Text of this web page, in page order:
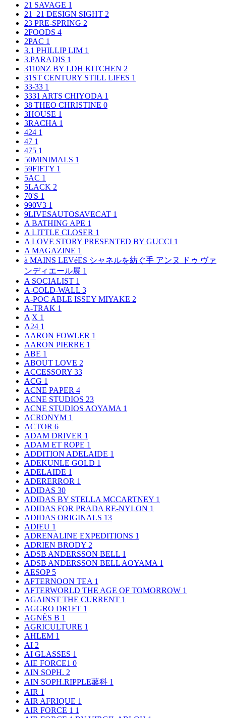
21 SAVAGE 1
21_21 DESIGN SIGHT 2
23 PRE-SPRING 2
2FOODS 4
2PAC 1
3.1 PHILLIP LIM 1
3.PARADIS 1
3110NZ BY LDH KITCHEN 2
31ST CENTURY STILL LIFES 1
33-33 1
3331 ARTS CHIYODA 1
38 THEO CHRISTINE 0
3HOUSE 1
3RACHA 1
424 1
47 1
475 1
50MINIMALS 1
59FIFTY 1
5AC 1
5LACK 2
70'S 1
990V3 1
9LIVESAUTOSAVECAT 1
A BATHING APE 1
A LITTLE CLOSER 1
A LOVE STORY PRESENTED BY GUCCI 1
A MAGAZINE 1
à MAINS LEVéES シャネルを紡ぐ手 アンヌ ドゥ ヴァ
ンディエール展 1
A SOCIALIST 1
A-COLD-WALL 3
A-POC ABLE ISSEY MIYAKE 2
A-TRAK 1
A|X 1
A24 1
AARON FOWLER 1
AARON PIERRE 1
ABE 1
ABOUT LOVE 2
ACCESSORY 33
ACG 1
ACNE PAPER 4
ACNE STUDIOS 23
ACNE STUDIOS AOYAMA 1
ACRONYM 1
ACTOR 6
ADAM DRIVER 1
ADAM ET ROPE 1
ADDITION ADELAIDE 1
ADEKUNLE GOLD 1
ADELAIDE 1
ADERERROR 1
ADIDAS 30
ADIDAS BY STELLA MCCARTNEY 1
ADIDAS FOR PRADA RE-NYLON 1
ADIDAS ORIGINALS 13
ADIEU 1
ADRENALINE EXPEDITIONS 1
ADRIEN BRODY 2
ADSB ANDERSSON BELL 1
ADSB ANDERSSON BELL AOYAMA 1
AESOP 5
AFTERNOON TEA 1
AFTERWORLD THE AGE OF TOMORROW 1
AGAINST THE CURRENT 1
AGGRO DR1FT 1
AGNÈS B 1
AGRICULTURE 1
AHLEM 1
AI 2
AI GLASSES 1
AIE FORCE1 0
AIN SOPH. 2
AIN SOPH.RIPPLE蓼科 1
AIR 1
AIR AFRIQUE 1
AIR FORCE 1 1